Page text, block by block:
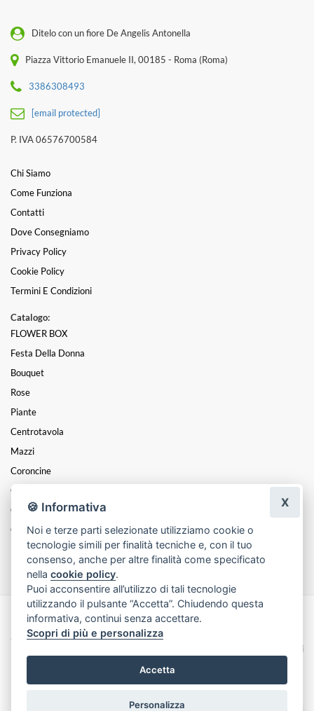
Ditelo con un fiore De Angelis Antonella
Piazza Vittorio Emanuele II, 00185 - Roma (Roma)
3386308493
[email protected]
P. IVA 06576700584
Chi Siamo
Come Funziona
Contatti
Dove Consegniamo
Privacy Policy
Cookie Policy
Termini E Condizioni
Catalogo:
FLOWER BOX
Festa Della Donna
Bouquet
Rose
Piante
Centrotavola
Mazzi
Coroncine
Composizioni
Cesti
Cuori
Funebre
Made with byInfoser.it- Realizzazione Siti ecommerce per Fioristi
2026
Termini e Condizioni
🍪 Informativa
Noi e terze parti selezionate utilizziamo cookie o
tecnologie simili per finalità tecniche e, con il tuo
consenso, anche per altre finalità come specificato
nellacookie policy.
Puoi acconsentire all’utilizzo di tali tecnologie
utilizzando il pulsante “Accetta”. Chiudendo questa
informativa, continui senza accettare.
Scopri di più e personalizza
Accetta
Personalizza
X